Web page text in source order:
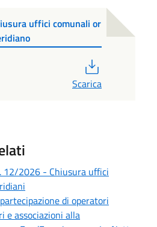
uffici comunali or
Scarica
12/2026 - Chiusura uffici
di operatori
e associazioni alla